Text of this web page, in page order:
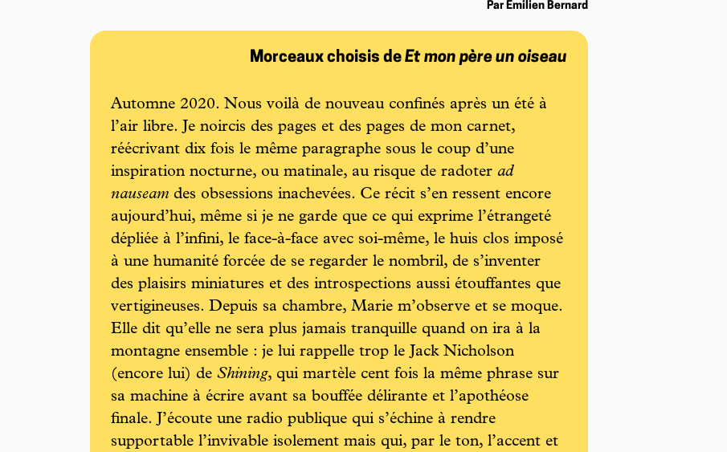
Par Émilien Bernard
Morceaux choisis de Et mon père un oiseau
Automne 2020. Nous voilà de nouveau confinés après un été à
l’air libre. Je noircis des pages et des pages de mon carnet,
réécrivant dix fois le même paragraphe sous le coup d’une
inspiration nocturne, ou matinale, au risque de radoter ad
nauseam des obsessions inachevées. Ce récit s’en ressent encore
aujourd’hui, même si je ne garde que ce qui exprime l’étrangeté
dépliée à l’infini, le face-à-face avec soi-même, le huis clos imposé
à une humanité forcée de se regarder le nombril, de s’inventer
des plaisirs miniatures et des introspections aussi étouffantes que
vertigineuses. Depuis sa chambre, Marie m’observe et se moque.
Elle dit qu’elle ne sera plus jamais tranquille quand on ira à la
montagne ensemble : je lui rappelle trop le Jack Nicholson
(encore lui) de Shining, qui martèle cent fois la même phrase sur
sa machine à écrire avant sa bouffée délirante et l’apothéose
finale. J’écoute une radio publique qui s’échine à rendre
supportable l’invivable isolement mais qui, par le ton, l’accent et